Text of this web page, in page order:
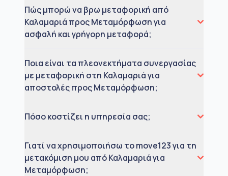
Πώς μπορώ να βρω μεταφορική από
Καλαμαριά προς Μεταμόρφωση για
ασφαλή και γρήγορη μεταφορά;
Ποια είναι τα πλεονεκτήματα συνεργασίας
με μεταφορική στη Καλαμαριά για
αποστολές προς Μεταμόρφωση;
Πόσο κοστίζει η υπηρεσία σας;
Γιατί να χρησιμοποιήσω το move123 για τη
μετακόμιση μου από Καλαμαριά για
Μεταμόρφωση;